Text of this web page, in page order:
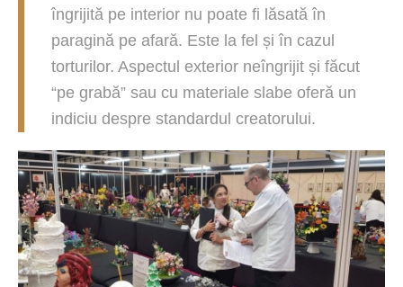
îngrijită pe interior nu poate fi lăsată în
paragină pe afară. Este la fel și în cazul
torturilor. Aspectul exterior neîngrijit și făcut
“pe grabă” sau cu materiale slabe oferă un
indiciu despre standardul creatorului.